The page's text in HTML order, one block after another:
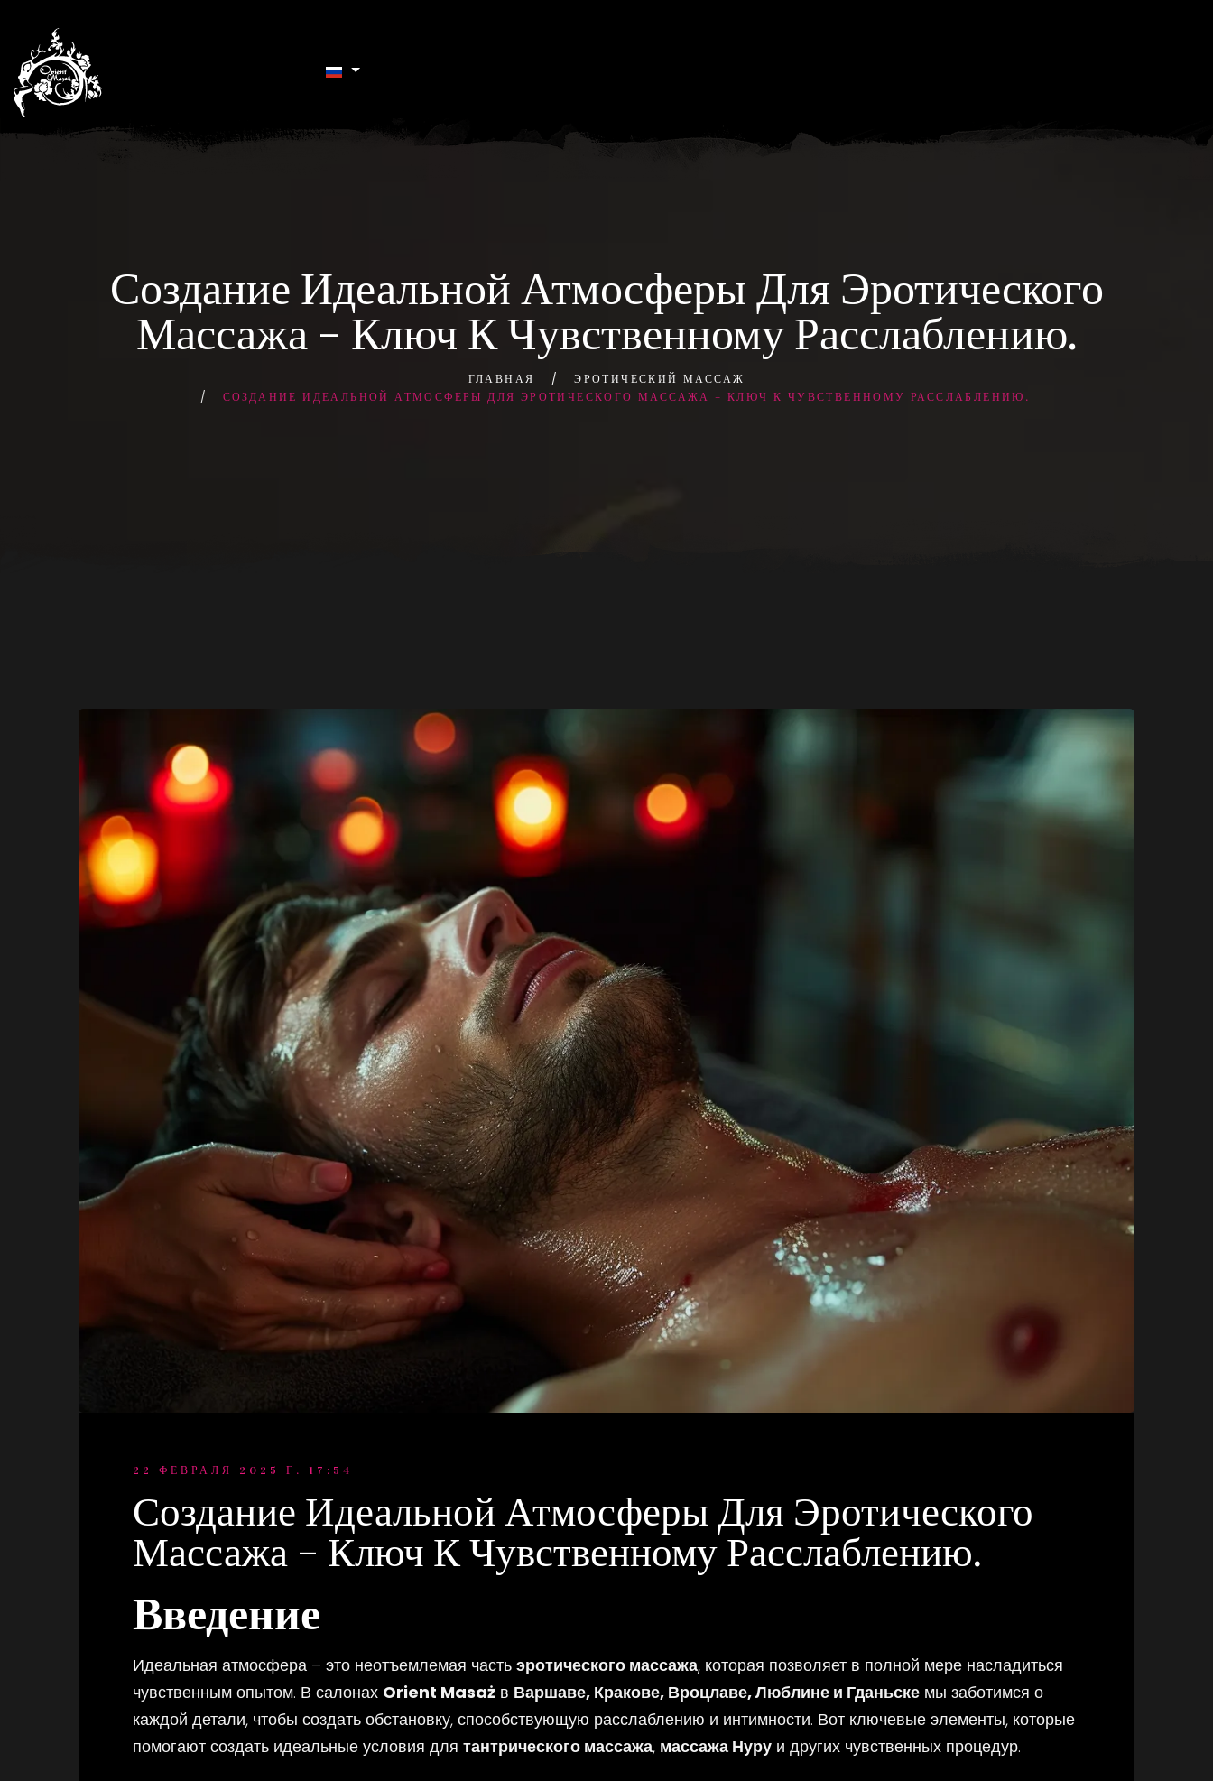
Создание Идеальной Атмосферы Для Эротического
Массажа – Ключ К Чувственному Расслаблению.
ГЛАВНАЯ
ЭРОТИЧЕСКИЙ МАССАЖ
СОЗДАНИЕ ИДЕАЛЬНОЙ АТМОСФЕРЫ ДЛЯ ЭРОТИЧЕСКОГО МАССАЖА – КЛЮЧ К ЧУВСТВЕННОМУ РАССЛАБЛЕНИЮ.
22 ФЕВРАЛЯ 2025 Г. 17:54
Создание Идеальной Атмосферы Для Эротического
Массажа – Ключ К Чувственному Расслаблению.
Введение
Идеальная атмосфера – это неотъемлемая часть эротического массажа, которая позволяет в полной мере насладиться
чувственным опытом. В салонах Orient Masaż в Варшаве, Кракове, Вроцлаве, Люблине и Гданьске мы заботимся о
каждой детали, чтобы создать обстановку, способствующую расслаблению и интимности. Вот ключевые элементы, которые
помогают создать идеальные условия для тантрического массажа, массажа Нуру и других чувственных процедур.